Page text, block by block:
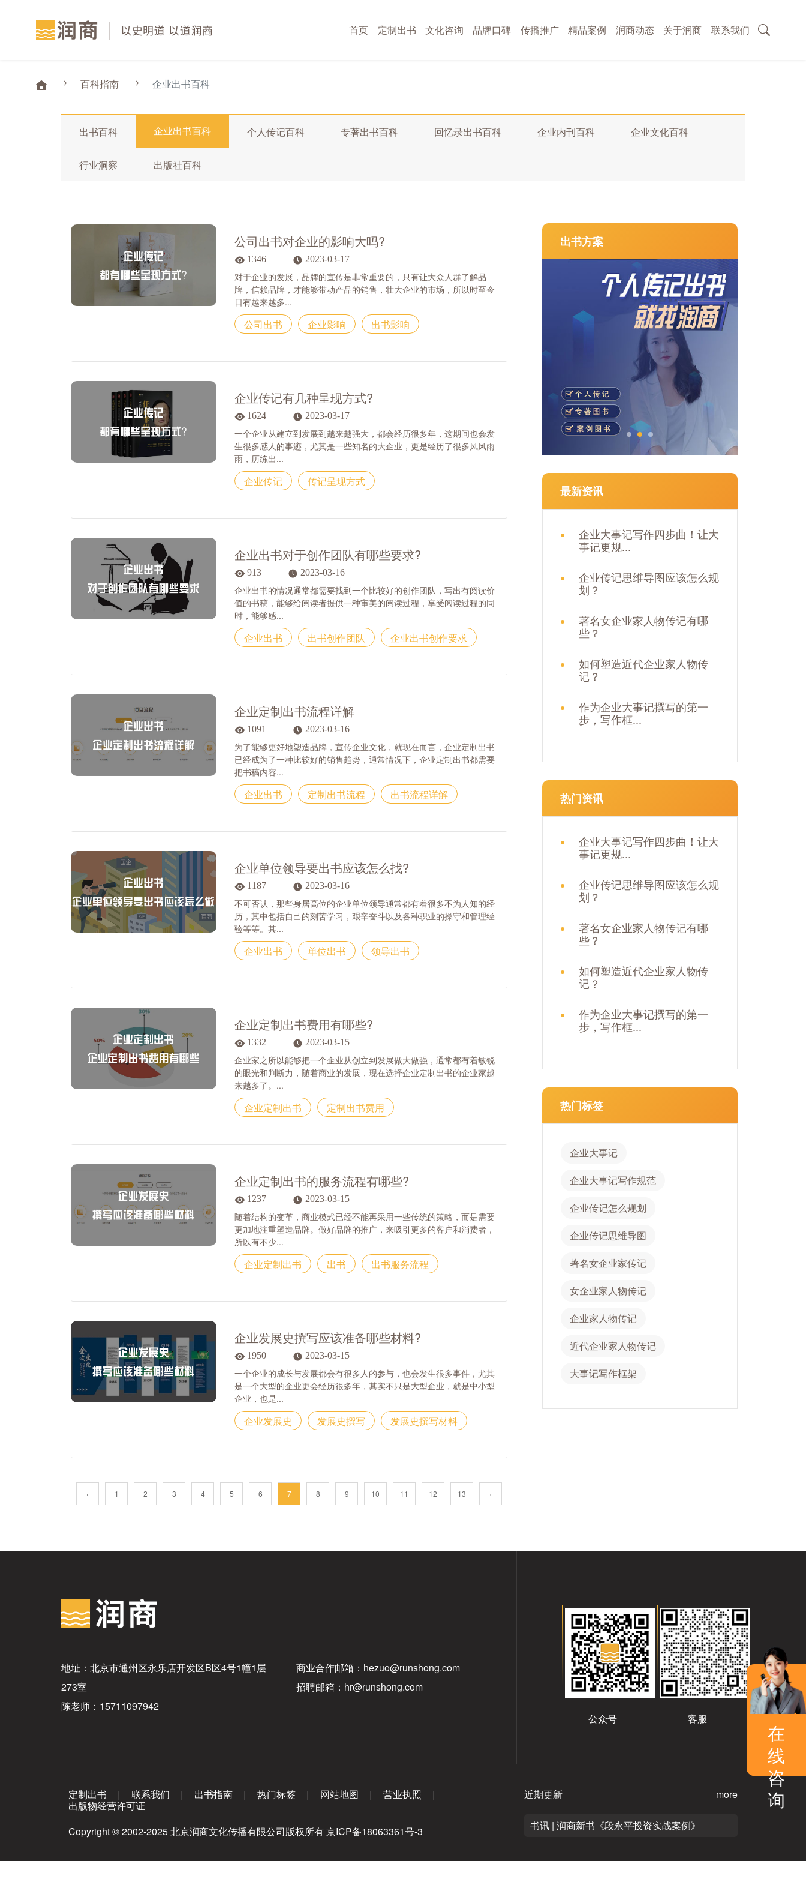
首页 定制出书 文化咨询 品牌口碑 传播推广 精品案例 润商动态 关于润商 联系我们
百科指南 企业出书百科
出书百科 企业出书百科 个人传记百科 专著出书百科 回忆录出书百科 企业内刊百科 企业文化百科
行业洞察 出版社百科
公司出书对企业的影响大吗?
1346 2023-03-17
对于企业的发展，品牌的宣传是非常重要的，只有让大众人群了解品
牌，信赖品牌，才能够带动产品的销售，壮大企业的市场，所以时至今
日有越来越多...
公司出书 企业影响 出书影响
企业传记有几种呈现方式?
1624 2023-03-17
一个企业从建立到发展到越来越强大，都会经历很多年，这期间也会发
生很多感人的事迹，尤其是一些知名的大企业，更是经历了很多风风雨
雨，历练出...
企业传记 传记呈现方式
企业出书对于创作团队有哪些要求?
913 2023-03-16
企业出书的情况通常都需要找到一个比较好的创作团队，写出有阅读价
值的书稿，能够给阅读者提供一种审美的阅读过程，享受阅读过程的同
时，能够感...
企业出书 出书创作团队 企业出书创作要求
企业定制出书流程详解
1091 2023-03-16
为了能够更好地塑造品牌，宣传企业文化，就现在而言，企业定制出书
已经成为了一种比较好的销售趋势，通常情况下，企业定制出书都需要
把书稿内容...
企业出书 定制出书流程 出书流程详解
企业单位领导要出书应该怎么找?
1187 2023-03-16
不可否认，那些身居高位的企业单位领导通常都有着很多不为人知的经
历，其中包括自己的刻苦学习，艰辛奋斗以及各种职业的操守和管理经
验等等。其...
企业出书 单位出书 领导出书
企业定制出书费用有哪些?
1332 2023-03-15
企业家之所以能够把一个企业从创立到发展做大做强，通常都有着敏锐
的眼光和判断力，随着商业的发展，现在选择企业定制出书的企业家越
来越多了。...
企业定制出书 定制出书费用
企业定制出书的服务流程有哪些?
1237 2023-03-15
随着结构的变革，商业模式已经不能再采用一些传统的策略，而是需要
更加地注重塑造品牌。做好品牌的推广，来吸引更多的客户和消费者，
所以有不少...
企业定制出书 出书 出书服务流程
企业发展史撰写应该准备哪些材料?
1950 2023-03-15
一个企业的成长与发展都会有很多人的参与，也会发生很多事件，尤其
是一个大型的企业更会经历很多年，其实不只是大型企业，就是中小型
企业，也是...
企业发展史 发展史撰写 发展史撰写材料
‹ 1 2 3 4 5 6 7 8 9 10 11 12 13 ›
出书方案
最新资讯
企业大事记写作四步曲！让大
事记更规...
企业传记思维导图应该怎么规
划？
著名女企业家人物传记有哪
些？
如何塑造近代企业家人物传
记？
作为企业大事记撰写的第一
步，写作框...
热门资讯
企业大事记写作四步曲！让大
事记更规...
企业传记思维导图应该怎么规
划？
著名女企业家人物传记有哪
些？
如何塑造近代企业家人物传
记？
作为企业大事记撰写的第一
步，写作框...
热门标签
企业大事记
企业大事记写作规范
企业传记怎么规划
企业传记思维导图
著名女企业家传记
女企业家人物传记
企业家人物传记
近代企业家人物传记
大事记写作框架
地址：北京市通州区永乐店开发区B区4号1幢1层
273室
陈老师：15711097942
商业合作邮箱：hezuo@runshong.com
招聘邮箱：hr@runshong.com
公众号 客服
定制出书 联系我们 出书指南 热门标签 网站地图
营业执照
出版物经营许可证
Copyright © 2002-2025 北京润商文化传播有限公司版权所有京ICP备18063361号-3
more
近期更新
书讯 | 润商新书《段永平投资实战案例》
在
线
咨
询